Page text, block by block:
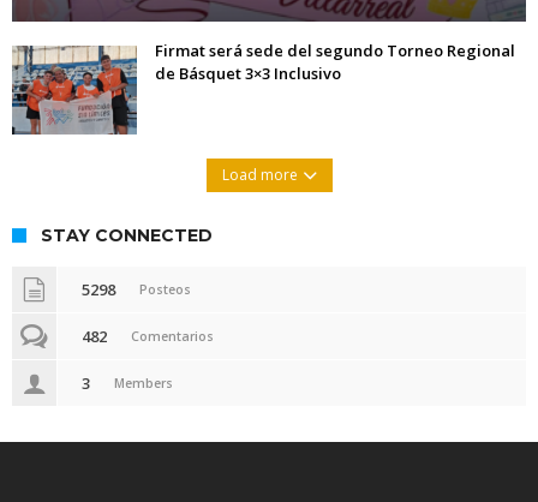
Firmat será sede del segundo Torneo Regional
de Básquet 3×3 Inclusivo
Load more
STAY CONNECTED
5298 Posteos
482 Comentarios
3 Members